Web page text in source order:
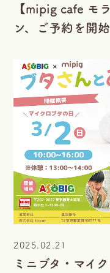
【mipig cafe モ
ン、ご予約を開
2025.02.21
ミニブタ・マイ